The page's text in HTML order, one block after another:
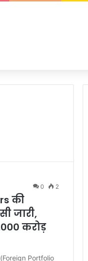
0 2
की
जारी,
करोड़
(Foreign Portfolio